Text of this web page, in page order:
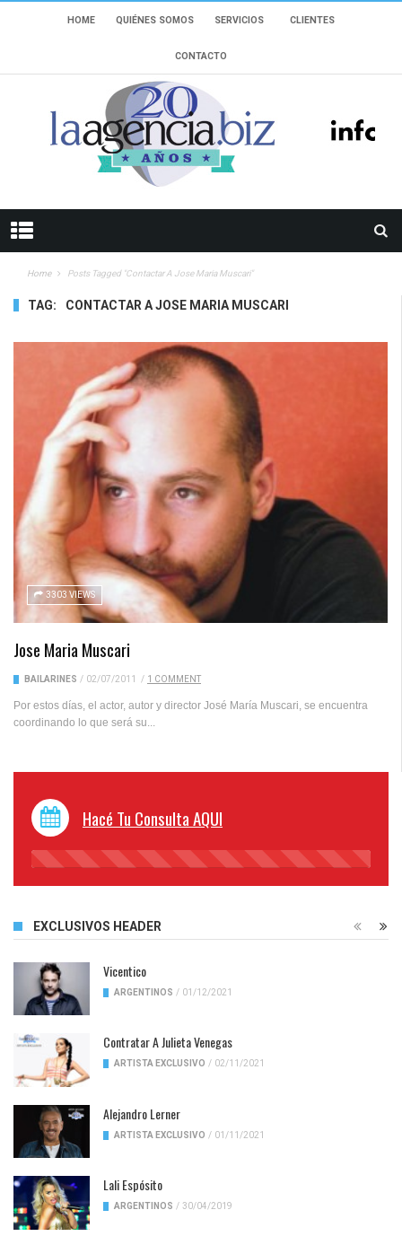
HOME QUIÉNES SOMOS SERVICIOS CLIENTES
CONTACTO
Home Posts Tagged "Contactar A Jose Maria Muscari"
TAG: CONTACTAR A JOSE MARIA MUSCARI
3303 VIEWS
Jose Maria Muscari
BAILARINES / 02/07/2011 / 1 COMMENT
Por estos días, el actor, autor y director José María Muscari, se encuentra
coordinando lo que será su...
Hacé Tu Consulta AQUI
45%
EXCLUSIVOS HEADER
Vicentico
ARGENTINOS / 01/12/2021
Contratar A Julieta Venegas
ARTISTA EXCLUSIVO / 02/11/2021
Alejandro Lerner
ARTISTA EXCLUSIVO / 01/11/2021
Lali Espósito
ARGENTINOS / 30/04/2019